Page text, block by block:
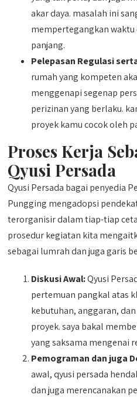
akar daya. masalah ini
mempertegangkan waktu
panjang.
Pelepasan Regulasi
rumah yang kompeten
menggenapi segenap
perizinan yang berlaku.
proyek kamu cocok oleh
Proses Kerja
Qyusi Persada
Qyusi Persada bagai penyedia
Pungging mengadopsi
terorganisir dalam tiap-tiap
prosedur kegiatan kita
sebagai lumrah dan juga garis
Diskusi Awal:Qyusi
pertemuan pangkal atas
kebutuhan, anggaran,
proyek. saya bakal
yang saksama mengenai
Pemograman dan juga
awal, qyusi persada
dan juga merencanakan